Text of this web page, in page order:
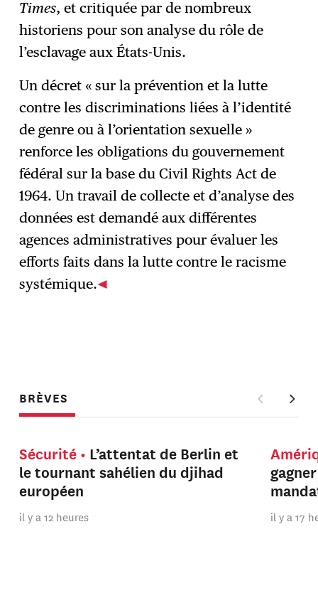
Times, et critiquée par de nombreux
historiens pour son analyse du rôle de
l’esclavage aux États-Unis.
Un décret « sur la prévention et la lutte
contre les discriminations liées à l’identité
de genre ou à l’orientation sexuelle »
renforce les obligations du gouvernement
fédéral sur la base du Civil Rights Act de
1964. Un travail de collecte et d’analyse des
données est demandé aux différentes
agences administratives pour évaluer les
efforts faits dans la lutte contre le racisme
systémique.
BRÈVES
Sécurité
L’attentat de Berlin et
le tournant sahélien du djihad
européen
il y a 12 heures il y a 17